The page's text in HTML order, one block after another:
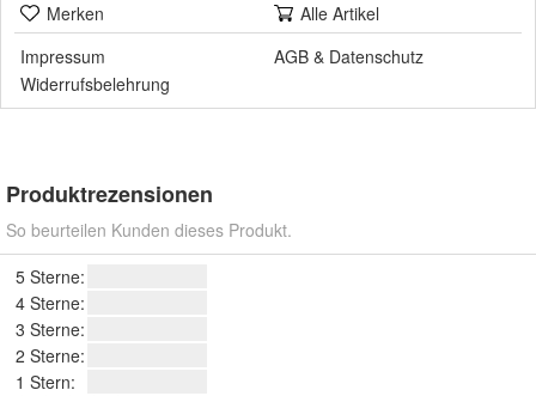
Merken
Alle Artikel
Impressum
AGB & Datenschutz
Widerrufsbelehrung
Produktrezensionen
So beurteilen Kunden dieses Produkt.
5 Sterne:
4 Sterne:
3 Sterne:
2 Sterne:
1 Stern: